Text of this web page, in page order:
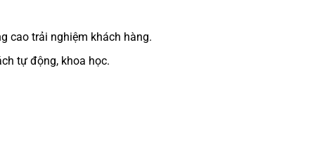
cao trải nghiệm khách hàng.
tự động, khoa học.